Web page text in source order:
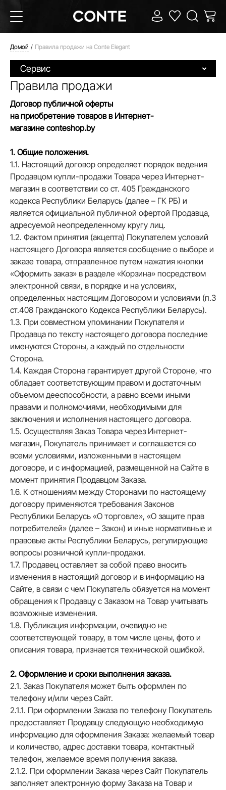
Домой Правила продажи на Conte Elegant
Сервис
Правила продажи
Договор публичной оферты
на приобретение товаров в Интернет-
магазине conteshop.by
1. Общие положения.
1.1. Настоящий договор определяет порядок ведения
Продавцом купли-продажи Товара через Интернет-
магазин в соответствии со ст. 405 Гражданского
кодекса Республики Беларусь (далее – ГК РБ) и
является официальной публичной офертой Продавца,
адресуемой неопределенному кругу лиц.
1.2. Фактом принятия (акцепта) Покупателем условий
настоящего Договора является сообщение о выборе и
заказе товара, отправленное путем нажатия кнопки
«Оформить заказ» в разделе «Корзина» посредством
электронной связи, в порядке и на условиях,
определенных настоящим Договором и условиями (п.3
ст.408 Гражданского Кодекса Республики Беларусь).
1.3. При совместном упоминании Покупателя и
Продавца по тексту настоящего договора последние
именуются Стороны, а каждый по отдельности
Сторона.
1.4. Каждая Сторона гарантирует другой Стороне, что
обладает соответствующим правом и достаточным
объемом дееспособности, а равно всеми иными
правами и полномочиями, необходимыми для
заключения и исполнения настоящего договора.
1.5. Осуществляя Заказ Товара через Интернет-
магазин, Покупатель принимает и соглашается со
всеми условиями, изложенными в настоящем
договоре, и с информацией, размещенной на Сайте в
момент принятия Продавцом Заказа.
1.6. К отношениям между Сторонами по настоящему
договору применяются требования Законов
Республики Беларусь «О торговле», «О защите прав
потребителей» (далее – Закон) и иные нормативные и
правовые акты Республики Беларусь, регулирующие
вопросы розничной купли-продажи.
1.7. Продавец оставляет за собой право вносить
изменения в настоящий договор и в информацию на
Сайте, в связи с чем Покупатель обязуется на момент
обращения к Продавцу с Заказом на Товар учитывать
возможные изменения.
1.8. Публикация информации, очевидно не
соответствующей товару, в том числе цены, фото и
описания товара, признается технической ошибкой.
2. Оформление и сроки выполнения заказа.
2.1. Заказ Покупателя может быть оформлен по
телефону и/или через Сайт.
2.1.1. При оформлении Заказа по телефону Покупатель
предоставляет Продавцу следующую необходимую
информацию для оформления Заказа: желаемый товар
и количество, адрес доставки товара, контактный
телефон, желаемое время получения заказа.
2.1.2. При оформлении Заказа через Сайт Покупатель
заполняет электронную форму Заказа на Товар и